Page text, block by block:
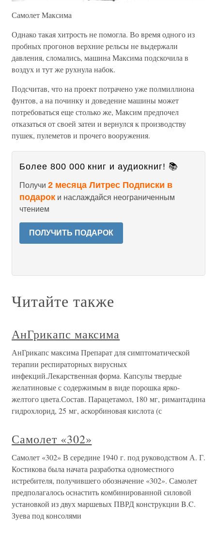
Самолет Максима
Однако такая хитрость не помогла. Во время одного из
пробных прогонов верхние рельсы не выдержали
давления, сломались, машина Максима подскочила в
воздух и тут же рухнула набок.
Подсчитав, что на проект потрачено уже полмиллиона
фунтов, а на починку и доведение машины может
потребоваться еще столько же, Максим предпочел
отказаться от своей затеи и вернулся к производству
пушек, пулеметов и прочего вооружения.
Более 800 000 книг и аудиокниг! 📚
Получи 2 месяца Литрес Подписки в
подарок и наслаждайся неограниченным
чтением
ПОЛУЧИТЬ ПОДАРОК
Читайте также
АнГрикапс максима
АнГрикапс максима Препарат для симптоматической
терапии респираторных вирусных
инфекций.Лекарственная форма. Капсулы твердые
желатиновые с содержимым в виде порошка ярко-
желтого цвета.Состав. Парацетамол, 180 мг, римантадина
гидрохлорид, 25 мг, аскорбиновая кислота (с
Самолет «302»
Самолет «302» В середине 1940 г. под руководством А. Г.
Костикова была начата разработка одноместного
истребителя, получившего обозначение «302». Самолет
предполагалось оснастить комбинированной силовой
установкой из двух маршевых ПВРД конструкции B.C.
Зуева под консолями